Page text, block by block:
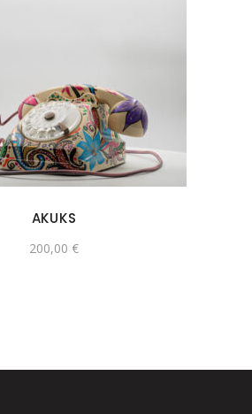
AKUKS
200,00 €